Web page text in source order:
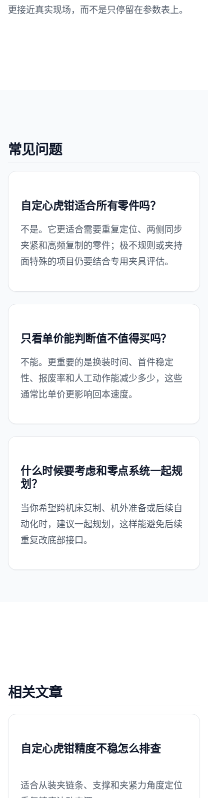
更接近真实现场，而不是只停留在参数表上。
常见问题
自定心虎钳适合所有零件吗？
不是。它更适合需要重复定位、两侧同步
夹紧和高频复制的零件；极不规则或夹持
面特殊的项目仍要结合专用夹具评估。
只看单价能判断值不值得买吗？
不能。更重要的是换装时间、首件稳定
性、报废率和人工动作能减少多少，这些
通常比单价更影响回本速度。
什么时候要考虑和零点系统一起规
划？
当你希望跨机床复制、机外准备或后续自
动化时，建议一起规划，这样能避免后续
重复改底部接口。
相关文章
自定心虎钳精度不稳怎么排查
适合从装夹链条、支撑和夹紧力角度定位